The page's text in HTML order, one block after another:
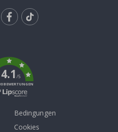
4.1/5
BEWERTUNGEN
Bedingungen
Cookies